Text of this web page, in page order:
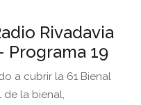
Rivadavia
Programa 19
a cubrir la 61 Bienal
la bienal,